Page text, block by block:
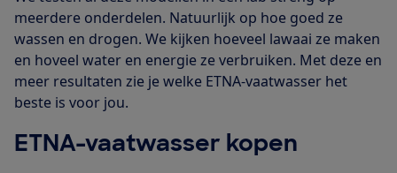
meerdere onderdelen. Natuurlijk op hoe goed ze
wassen en drogen. We kijken hoeveel lawaai ze maken
en hoveel water en energie ze verbruiken. Met deze en
meer resultaten zie je welke ETNA-vaatwasser het
beste is voor jou.
ETNA-vaatwasser kopen